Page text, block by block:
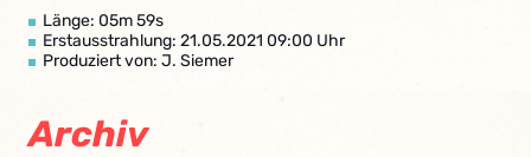
Länge: 05m 59s
Erstausstrahlung: 21.05.2021 09:00 Uhr
Produziert von: J. Siemer
Archiv